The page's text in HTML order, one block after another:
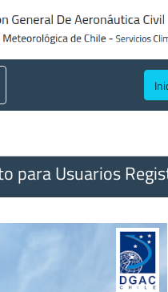
para Usuarios